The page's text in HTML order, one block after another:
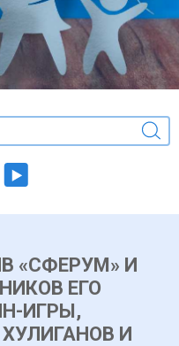
«СФЕРУМ» И
ЕГО
ИГРЫ,
И